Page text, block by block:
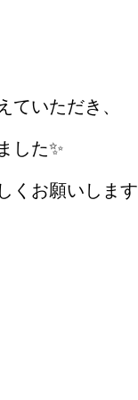
ていただき、
した✨
くお願いしま